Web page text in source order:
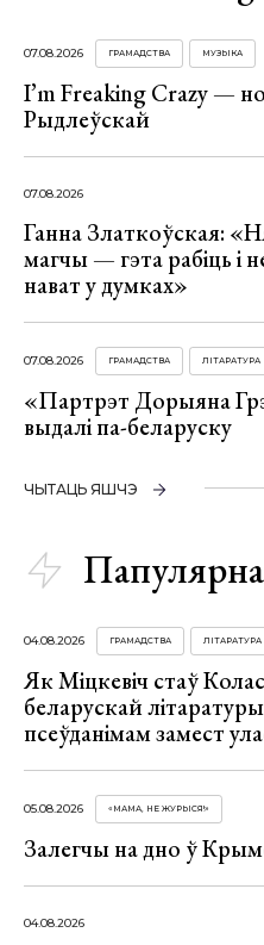
07.08.2026 ГРАМАДСТВА МУЗЫКА
I’m Freaking Crazy —
Рыдлеўскай
07.08.2026
Ганна Златкоўская:
магчы — гэта рабіць і
нават у думках»
07.08.2026 ГРАМАДСТВА ЛІТАРАТУРА
«Партрэт Дорыяна
выдалі па-беларуску
ЧЫТАЦЬ ЯШЧЭ
04.08.2026 ГРАМАДСТВА ЛІТАРАТУРА
Як Міцкевіч стаў
беларускай
псеўданімам замест
05.08.2026 «МАМА, НЕ ЖУРЫСЯ!»
Залегчы на дно ў
04.08.2026